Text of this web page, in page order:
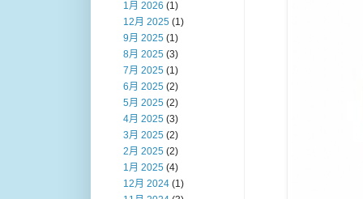
1月 2026 (1)
12月 2025 (1)
9月 2025 (1)
8月 2025 (3)
7月 2025 (1)
6月 2025 (2)
5月 2025 (2)
4月 2025 (3)
3月 2025 (2)
2月 2025 (2)
1月 2025 (4)
12月 2024 (1)